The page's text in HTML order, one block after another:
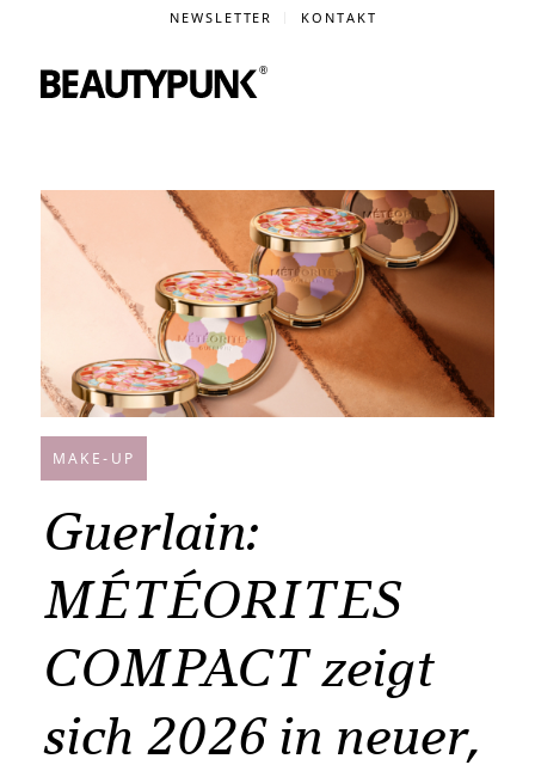
NEWSLETTER KONTAKT
MAKE-UP
Guerlain:
MÉTÉORITES
COMPACT zeigt
sich 2026 in neuer,